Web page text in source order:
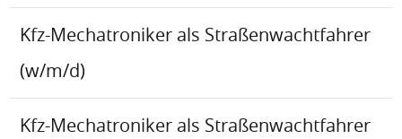
Kfz-Mechatroniker als Straßenwachtfahrer
(w/m/d)
Kfz-Mechatroniker als Straßenwachtfahrer